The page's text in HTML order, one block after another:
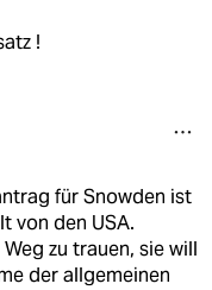
!
für Snowden ist
von den USA.
zu trauen, sie will
der allgemeinen